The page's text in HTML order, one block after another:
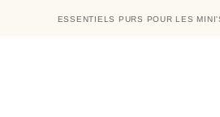
ESSENTIELS PURS POUR LES